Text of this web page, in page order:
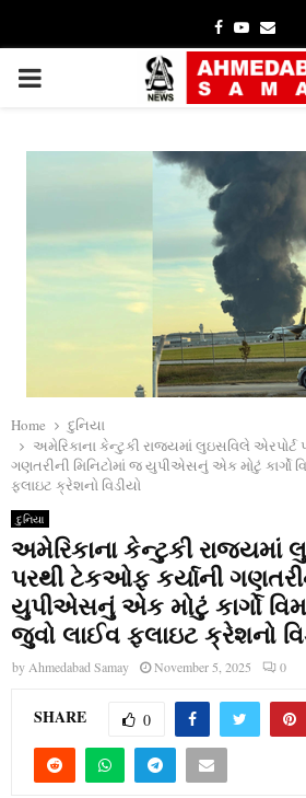
Facebook
YoutubeEmail
PRIMARY
Home
દુનિયા
અમેરિકાના કેન્ટુકી રાજ્યમાં લુઇસવિલે
ગણતરીની મિનિટોમાં જ યુપીએસનું એક મોટું કાર્ગો
ફ્લાઇટ ક્રેશનો વિડીયો
દુનિયા
અમેરિકાના કેન્ટુકી રાજ્યમાં
પરથી ટેકઓફ કર્યાની
યુપીએસનું એક મોટું કાર્ગો
જુવો લાઈવ ફ્લાઇટ ક્રેશનો
by Ahmedabad Samay November 5, 2025 0
SHARE 0